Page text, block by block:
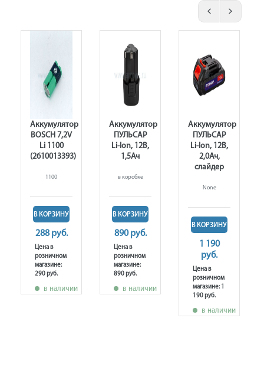
Аккумулятор
BOSCH 7,2V
Li 1100
(2610013393)
1100
В КОРЗИНУ
288 руб.
Цена в
розничном
магазине:
290 руб.
в наличии
Аккумулятор
ПУЛЬСАР
Li-Ion, 12В,
1,5Ач
в коробке
В КОРЗИНУ
890 руб.
Цена в
розничном
магазине:
890 руб.
в наличии
Аккумулятор
ПУЛЬСАР
Li-Ion, 12В,
2,0Ач,
слайдер
None
В КОРЗИНУ
1 190
руб.
Цена в
розничном
магазине: 1
190 руб.
в наличии